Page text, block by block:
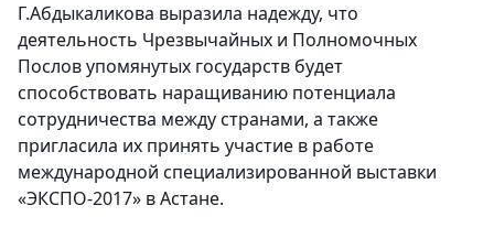
Г.Абдыкаликова выразила надежду, что
деятельность Чрезвычайных и Полномочных
Послов упомянутых государств будет
способствовать наращиванию потенциала
сотрудничества между странами, а также
пригласила их принять участие в работе
международной специализированной выставки
«ЭКСПО-2017» в Астане.